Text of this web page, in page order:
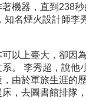
機器，直到238
名煙火設計師李
以上臺大，卻因
。 李秀超，說他
由於軍旅生涯的
，去圖書館排隊